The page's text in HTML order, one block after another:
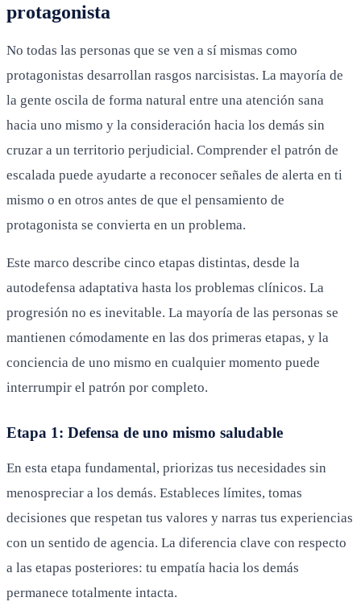
protagonista
No todas las personas que se ven a sí mismas como
protagonistas desarrollan rasgos narcisistas. La mayoría de
la gente oscila de forma natural entre una atención sana
hacia uno mismo y la consideración hacia los demás sin
cruzar a un territorio perjudicial. Comprender el patrón de
escalada puede ayudarte a reconocer señales de alerta en ti
mismo o en otros antes de que el pensamiento de
protagonista se convierta en un problema.
Este marco describe cinco etapas distintas, desde la
autodefensa adaptativa hasta los problemas clínicos. La
progresión no es inevitable. La mayoría de las personas se
mantienen cómodamente en las dos primeras etapas, y la
conciencia de uno mismo en cualquier momento puede
interrumpir el patrón por completo.
Etapa 1: Defensa de uno mismo saludable
En esta etapa fundamental, priorizas tus necesidades sin
menospreciar a los demás. Estableces límites, tomas
decisiones que respetan tus valores y narras tus experiencias
con un sentido de agencia. La diferencia clave con respecto
a las etapas posteriores: tu empatía hacia los demás
permanece totalmente intacta.